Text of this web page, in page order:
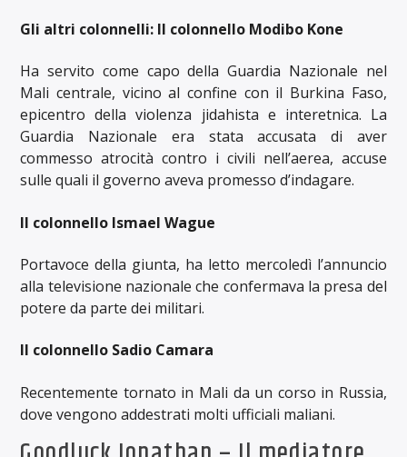
Gli altri colonnelli: Il colonnello Modibo Kone
Ha servito come capo della Guardia Nazionale nel
Mali centrale, vicino al confine con il Burkina Faso,
epicentro della violenza jidahista e interetnica. La
Guardia Nazionale era stata accusata di aver
commesso atrocità contro i civili nell’aerea, accuse
sulle quali il governo aveva promesso d’indagare.
Il colonnello Ismael Wague
Portavoce della giunta, ha letto mercoledì l’annuncio
alla televisione nazionale che confermava la presa del
potere da parte dei militari.
Il colonnello Sadio Camara
Recentemente tornato in Mali da un corso in Russia,
dove vengono addestrati molti ufficiali maliani.